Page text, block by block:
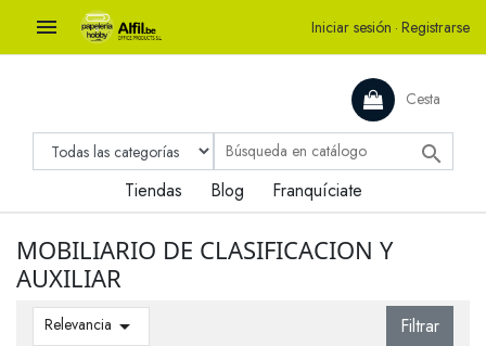
 Iniciar sesión · Registrarse
Cesta

Tiendas Blog Franquíciate
MOBILIARIO DE CLASIFICACION Y
AUXILIAR
Relevancia  Filtrar